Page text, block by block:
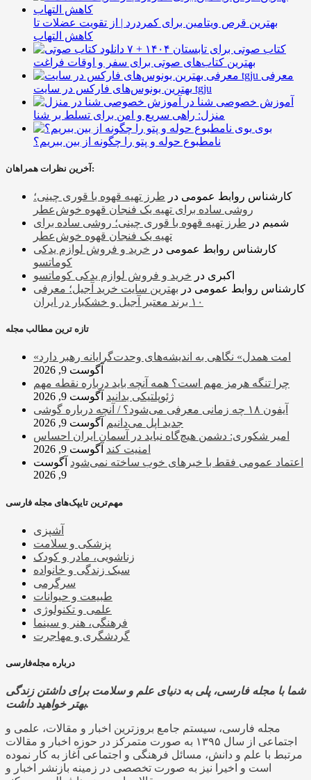
بهترین قرص ویتامین برای کمردرد | از تقویت عضلات تا
کاهش التهاب
۷ کتاب صوتی برای تابستان ۱۴۰۴ +
بهترین کتاب‌های صوتی برای سفر و اوقات فراغت
معرفی
بهترین بونوس‌های فارکس در سایت tgju
آموزش خصوصی شنا در
منزل: راهی سریع و امن برای تسلط بر شنا
بوی
نامطبوع حوله و پتو را چگونه از بین ببریم؟
آخرین نظرات همراهان:
کارشناس روابط عمومی در طرز تهیه قهوه با قوری چینی؛
روشی ساده برای تهیه یک فنجان قهوه خوش‌عطر
شمیم در طرز تهیه قهوه با قوری چینی؛ روشی ساده برای
تهیه یک فنجان قهوه خوش‌عطر
کارشناس روابط عمومی در خرید و فروش لوازم یدکی
کوماتسو
اکبری در خرید و فروش لوازم یدکی کوماتسو
کارشناس روابط عمومی در بهترین سایت خرید آجیل؛ معرفی
۱۰ برند معتبر آجیل و خشکبار در ایران
تازه ترین مطالب مجله
«امت همدل» نگاهی به اندیشه‌های وحدت‌گرایانه رهبر دارد
آگوست 9, 2026
چرا تنگه هرمز مهم است؟ همه آنچه باید درباره نقطه مهم
ژئوپلتیکی بدانید آگوست 9, 2026
آیفون ۱۸ چه زمانی معرفی می‌شود؟ / آنچه درباره گوشی
جدید اپل می‌دانیم آگوست 9, 2026
امیر شکوری: دشمن هیچ‌گاه نباید در آسمان ایران احساس
امنیت کند آگوست 9, 2026
اعتماد عمومی فقط با خبرهای خوب ساخته نمی‌شود آگوست
9, 2026
مهم‌ترین تایپک‌های مجله فارسی
آشپزی
پزشکی و سلامت
زناشویی، مادر و کودک
سبک زندگی و خانواده
سرگرمی
طبیعت و حیوانات
علمی و تکنولوژی
فرهنگی، هنر و سینما
گردشگری و مهاجرت
درباره مجله‌فارسی
شما با مجله فارسی، پلی به دنیای علم و سلامت برای داشتن زندگی
بهتر خواهید داشت.
مجله فارسی، سیستم جامع بروزترین اخبار و مقالات، علمی و
اجتماعی از سال ۱۳۹۵ به صورت متمرکز در حوزه اخبار و مقالات
مرتبط با علم و دانش، مسائل فرهنگی و اجتماعی آغاز به کار نموده
است و اخیرا نیز به صورت تخصصی در زمینه بازنشر اخبار و